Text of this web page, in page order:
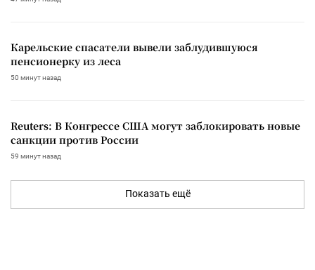
Карельские спасатели вывели заблудившуюся
пенсионерку из леса
50 минут назад
Reuters: В Конгрессе США могут заблокировать новые
санкции против России
59 минут назад
Показать ещё